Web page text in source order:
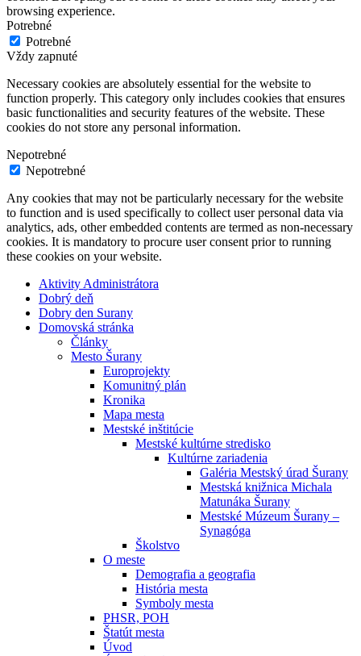
browsing experience.
Potrebné
Potrebné
Vždy zapnuté
Necessary cookies are absolutely essential for the website to
function properly. This category only includes cookies that ensures
basic functionalities and security features of the website. These
cookies do not store any personal information.
Nepotrebné
Nepotrebné
Any cookies that may not be particularly necessary for the website
to function and is used specifically to collect user personal data via
analytics, ads, other embedded contents are termed as non-necessary
cookies. It is mandatory to procure user consent prior to running
these cookies on your website.
Aktivity Administrátora
Dobrý deň
Dobry den Surany
Domovská stránka
Články
Mesto Šurany
Europrojekty
Komunitný plán
Kronika
Mapa mesta
Mestské inštitúcie
Mestské kultúrne stredisko
Kultúrne zariadenia
Galéria Mestský úrad Šurany
Mestská knižnica Michala
Matunáka Šurany
Mestské Múzeum Šurany –
Synagóga
Školstvo
O meste
Demografia a geografia
História mesta
Symboly mesta
PHSR, POH
Štatút mesta
Úvod